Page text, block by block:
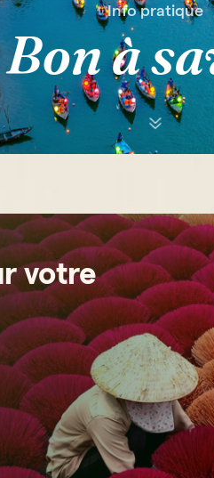
Info pratique
Bon à
votre